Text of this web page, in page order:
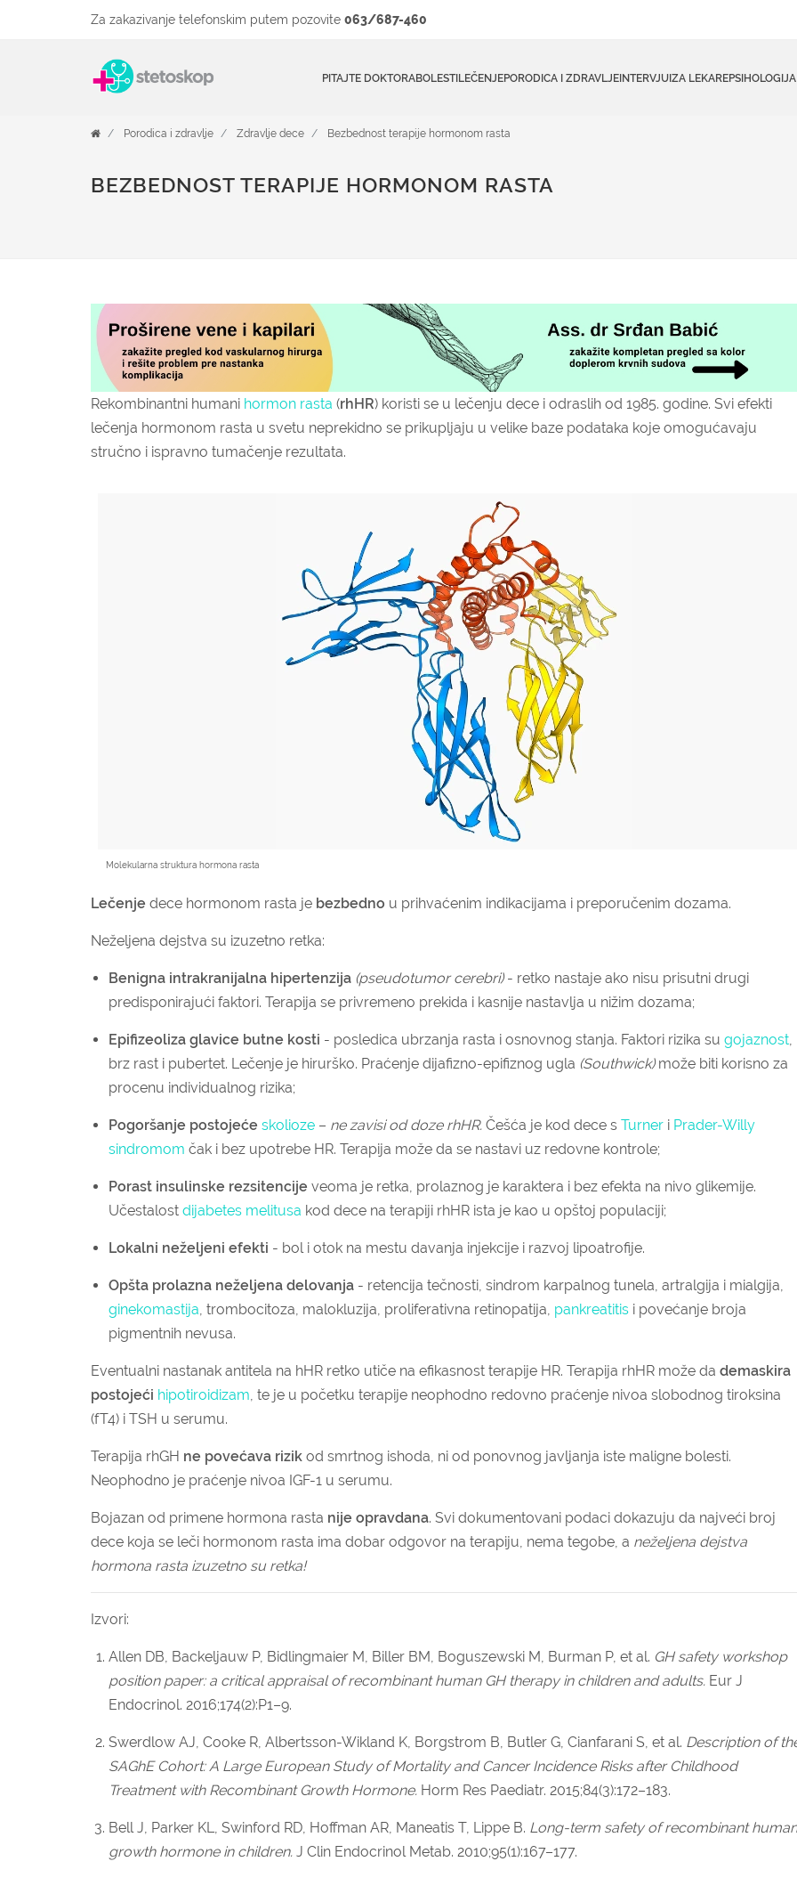
Za zakazivanje telefonskim putem pozovite 063/687-460
PITAJTE DOKTORABOLESTILEČENJEPORODICA I ZDRAVLJEINTERVJUIZA LEKAREPSIHOLOGIJA
Porodica i zdravlje Zdravlje dece Bezbednost terapije hormonom rasta
BEZBEDNOST TERAPIJE HORMONOM RASTA
Rekombinantni humani hormon rasta (rhHR) koristi se u lečenju dece i odraslih od 1985. godine. Svi efekti
lečenja hormonom rasta u svetu neprekidno se prikupljaju u velike baze podataka koje omogućavaju
stručno i ispravno tumačenje rezultata.
Molekularna struktura hormona rasta
Lečenje dece hormonom rasta je bezbedno u prihvaćenim indikacijama i preporučenim dozama.
Neželjena dejstva su izuzetno retka:
Benigna intrakranijalna hipertenzija (pseudotumor cerebri)- retko nastaje ako nisu prisutni drugi
predisponirajući faktori. Terapija se privremeno prekida i kasnije nastavlja u nižim dozama;
Epifizeoliza glavice butne kosti - posledica ubrzanja rasta i osnovnog stanja. Faktori rizika su gojaznost,
brz rast i pubertet. Lečenje je hirurško. Praćenje dijafizno-epifiznog ugla (Southwick)može biti korisno za
procenu individualnog rizika;
Pogoršanje postojeće skolioze – ne zavisi od doze rhHR. Češća je kod dece s Turner i Prader-Willy
sindromom čak i bez upotrebe HR. Terapija može da se nastavi uz redovne kontrole;
Porast insulinske rezsitencije veoma je retka, prolaznog je karaktera i bez efekta na nivo glikemije.
Učestalost dijabetes melitusa kod dece na terapiji rhHR ista je kao u opštoj populaciji;
Lokalni neželjeni efekti - bol i otok na mestu davanja injekcije i razvoj lipoatrofije.
Opšta prolazna neželjena delovanja - retencija tečnosti, sindrom karpalnog tunela, artralgija i mialgija,
ginekomastija, trombocitoza, malokluzija, proliferativna retinopatija, pankreatitis i povećanje broja
pigmentnih nevusa.
Eventualni nastanak antitela na hHR retko utiče na efikasnost terapije HR. Terapija rhHR može da demaskira
postojeći hipotiroidizam, te je u početku terapije neophodno redovno praćenje nivoa slobodnog tiroksina
(fT4) i TSH u serumu.
Terapija rhGH ne povećava rizik od smrtnog ishoda, ni od ponovnog javljanja iste maligne bolesti.
Neophodno je praćenje nivoa IGF-1 u serumu.
Bojazan od primene hormona rasta nije opravdana. Svi dokumentovani podaci dokazuju da najveći broj
dece koja se leči hormonom rasta ima dobar odgovor na terapiju, nema tegobe, a neželjena dejstva
hormona rasta izuzetno su retka!
Izvori:
Allen DB, Backeljauw P, Bidlingmaier M, Biller BM, Boguszewski M, Burman P, et al. GH safety workshop
position paper: a critical appraisal of recombinant human GH therapy in children and adults. Eur J
Endocrinol. 2016;174(2):P1–9.
Swerdlow AJ, Cooke R, Albertsson-Wikland K, Borgstrom B, Butler G, Cianfarani S, et al. Description of
SAGhE Cohort: A Large European Study of Mortality and Cancer Incidence Risks after Childhood
Treatment with Recombinant Growth Hormone. Horm Res Paediatr. 2015;84(3):172–183.
Bell J, Parker KL, Swinford RD, Hoffman AR, Maneatis T, Lippe B. Long-term safety of recombinant human
growth hormone in children. J Clin Endocrinol Metab. 2010;95(1):167–177.